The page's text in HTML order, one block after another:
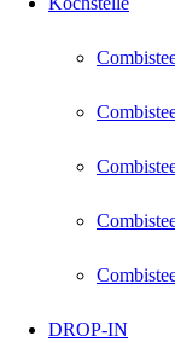
DROP-IN